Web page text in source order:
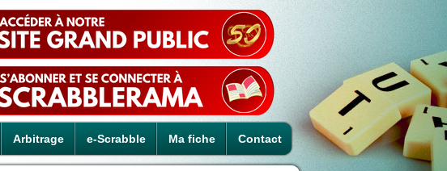
Arbitrage e-Scrabble Ma fiche Contact